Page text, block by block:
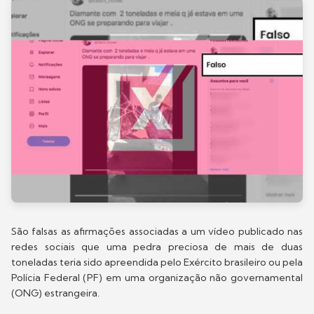
São falsas as afirmações associadas a um vídeo publicado nas
redes sociais que uma pedra preciosa de mais de duas
toneladas teria sido apreendida pelo Exército brasileiro ou pela
Polícia Federal (PF) em uma organização não governamental
(ONG) estrangeira.